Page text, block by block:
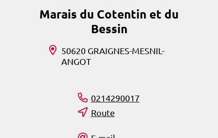
Marais du Cotentin et du
Bessin
50620 GRAIGNES-MESNIL-
ANGOT
0214290017
Route